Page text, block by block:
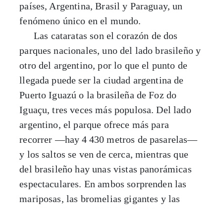
países, Argentina, Brasil y Paraguay, un
fenómeno único en el mundo.
Las cataratas son el corazón de dos
parques nacionales, uno del lado brasileño y
otro del argentino, por lo que el punto de
llegada puede ser la ciudad argentina de
Puerto Iguazú o la brasileña de Foz do
Iguaçu, tres veces más populosa. Del lado
argentino, el parque ofrece más para
recorrer —hay 4 430 metros de pasarelas—
y los saltos se ven de cerca, mientras que
del brasileño hay unas vistas panorámicas
espectaculares. En ambos sorprenden las
mariposas, las bromelias gigantes y las